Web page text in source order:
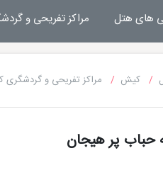
هتل
های هتل مراکز تفریحی و
کیش مراکز تفریحی و
حباب پر هیجان